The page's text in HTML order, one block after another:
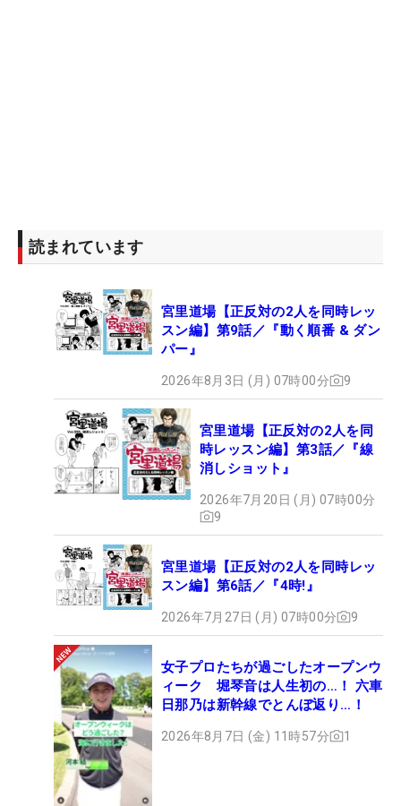
読まれています
宮里道場【正反対の2人を同時レッ
スン編】第9話／『動く順番 & ダン
パー』
2026年8月3日 (月) 07時00分 9
宮里道場【正反対の2人を同
時レッスン編】第3話／『線
消しショット』
2026年7月20日 (月) 07時00分
9
宮里道場【正反対の2人を同時レッ
スン編】第6話／『4時!』
2026年7月27日 (月) 07時00分 9
女子プロたちが過ごしたオープンウ
ィーク 堀琴音は人生初の…！ 六車
日那乃は新幹線でとんぼ返り…！
2026年8月7日 (金) 11時57分 1